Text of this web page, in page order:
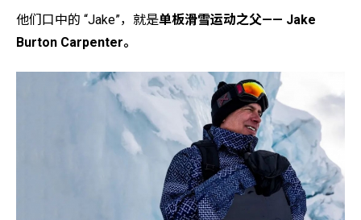
他们口中的 “Jake”，就是单板滑雪运动之父—— Jake
Burton Carpenter。